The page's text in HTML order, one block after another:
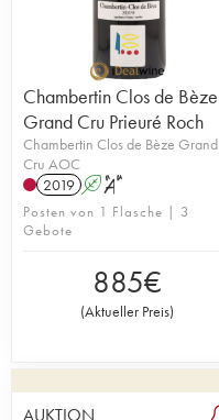
Chambertin Clos de Bèze
Grand Cru Prieuré Roch
Chambertin Clos de Bèze Grand
Cru AOC
2019 A S
Posten von 1 Flasche | 3
Gebote
885€
(Aktueller Preis)
AUKTION